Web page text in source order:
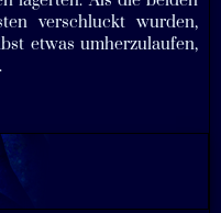
verschluckt wurden,
etwas umherzulaufen,